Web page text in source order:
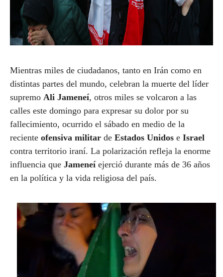
Mientras miles de ciudadanos, tanto en Irán como en
distintas partes del mundo, celebran la muerte del líder
supremo Ali Jameneí, otros miles se volcaron a las
calles este domingo para expresar su dolor por su
fallecimiento, ocurrido el sábado en medio de la
reciente ofensiva militar de Estados Unidos e Israel
contra territorio iraní. La polarización refleja la enorme
influencia que Jameneí ejerció durante más de 36 años
en la política y la vida religiosa del país.